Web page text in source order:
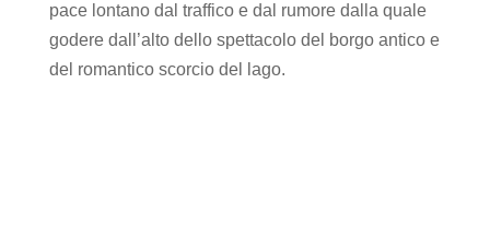
pace lontano dal traffico e dal rumore dalla quale
godere dall’alto dello spettacolo del borgo antico e
del romantico scorcio del lago.